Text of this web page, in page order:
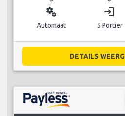
miscellaneous_services
Automaat
login
5 Portier
DETAILS